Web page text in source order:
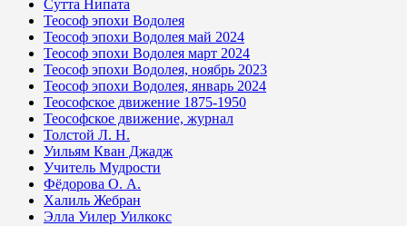
Сутта Нипата
Теософ эпохи Водолея
Теософ эпохи Водолея май 2024
Теософ эпохи Водолея март 2024
Теософ эпохи Водолея, ноябрь 2023
Теософ эпохи Водолея, январь 2024
Теософское движение 1875-1950
Теософское движение, журнал
Толстой Л. Н.
Уильям Кван Джадж
Учитель Мудрости
Фёдорова О. А.
Халиль Жебран
Элла Уилер Уилкокс